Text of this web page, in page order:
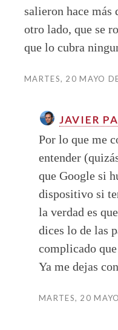
salieron hace más
otro lado, que se
que lo cubra
MARTES, 20 MAYO
JAVIER
Por lo que me
entender
que Google si
dispositivo si
la verdad es
dices lo de las
complicado
Ya me dejas
MARTES, 20